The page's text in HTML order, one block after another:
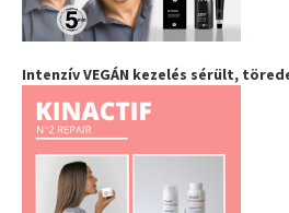
Intenzív VEGÁN kezelés sérült,